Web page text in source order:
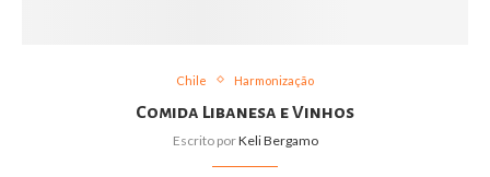
Chile Harmonização
Comida Libanesa e Vinhos
Escrito porKeli Bergamo